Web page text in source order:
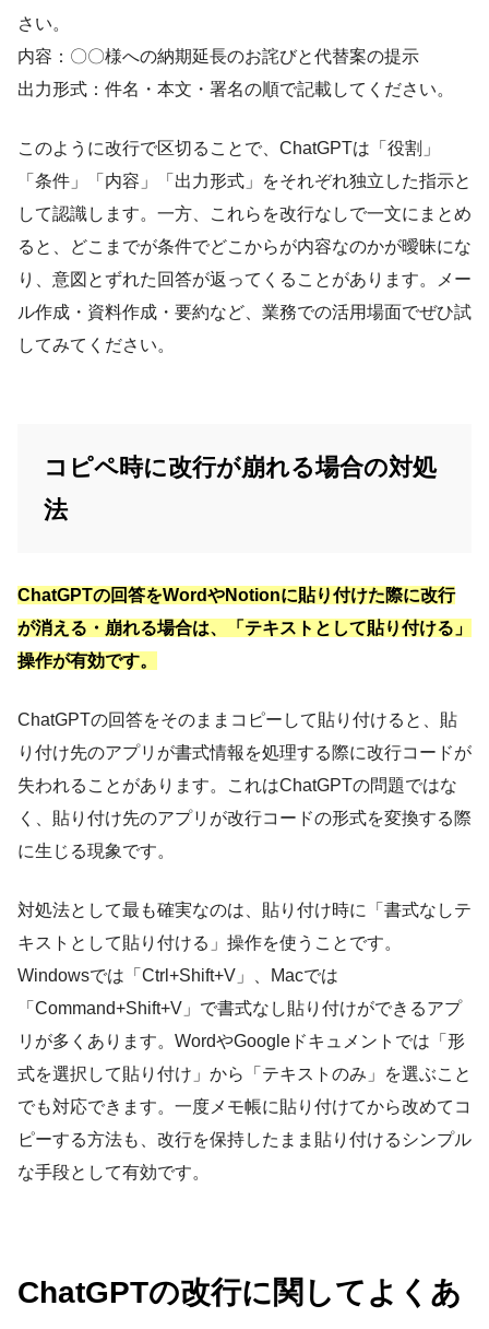
さい。
内容：〇〇様への納期延長のお詫びと代替案の提示
出力形式：件名・本文・署名の順で記載してください。
このように改行で区切ることで、ChatGPTは「役割」
「条件」「内容」「出力形式」をそれぞれ独立した指示と
して認識します。一方、これらを改行なしで一文にまとめ
ると、どこまでが条件でどこからが内容なのかが曖昧にな
り、意図とずれた回答が返ってくることがあります。メー
ル作成・資料作成・要約など、業務での活用場面でぜひ試
してみてください。
コピペ時に改行が崩れる場合の対処
法
ChatGPTの回答をWordやNotionに貼り付けた際に改行
が消える・崩れる場合は、「テキストとして貼り付ける」
操作が有効です。
ChatGPTの回答をそのままコピーして貼り付けると、貼
り付け先のアプリが書式情報を処理する際に改行コードが
失われることがあります。これはChatGPTの問題ではな
く、貼り付け先のアプリが改行コードの形式を変換する際
に生じる現象です。
対処法として最も確実なのは、貼り付け時に「書式なしテ
キストとして貼り付ける」操作を使うことです。
Windowsでは「Ctrl+Shift+V」、Macでは
「Command+Shift+V」で書式なし貼り付けができるアプ
リが多くあります。WordやGoogleドキュメントでは「形
式を選択して貼り付け」から「テキストのみ」を選ぶこと
でも対応できます。一度メモ帳に貼り付けてから改めてコ
ピーする方法も、改行を保持したまま貼り付けるシンプル
な手段として有効です。
ChatGPTの改行に関してよくあ